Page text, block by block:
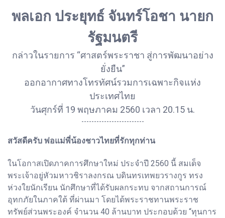
พลเอก ประยุทธ์ จันทร์โอชา นายก
รัฐมนตรี
กล่าวในรายการ “ศาสตร์พระราชา สู่การพัฒนาอย่าง
ยั่งยืน”
ออกอากาศทางโทรทัศน์รวมการเฉพาะกิจแห่ง
ประเทศไทย
วันศุกร์ที่ 19 พฤษภาคม 2560 เวลา 20.15 น.
-------------------------
สวัสดีครับ พ่อแม่พี่น้องชาวไทยที่รักทุกท่าน
ในโอกาสเปิดภาคการศึกษาใหม่ ประจำปี 2560 นี้ สมเด็จ
พระเจ้าอยู่หัวมหาวชิราลงกรณ บดินทรเทพยวรางกูร ทรง
ห่วงใยนักเรียน นักศึกษาที่ได้รับผลกระทบ จากสถานการณ์
อุทกภัยในภาคใต้ ที่ผ่านมา โดยได้พระราชทานพระราช
ทรัพย์ส่วนพระองค์ จำนวน 40 ล้านบาท ประกอบด้วย “ทุนการ